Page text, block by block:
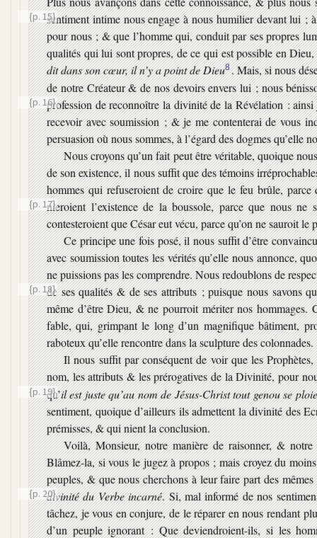
sentiment intime nous engage à nous humilier
{p. 15}
devant lui ;
pour nous ; & que l’homme qui, conduit par ses propres
qualités qui lui sont propres, de ce qui est possible en
dit dans son cœur, il n’y a point de Dieu8. Mais, si nous
de notre Créateur & de nos devoirs envers lui ; nous
profession de reconnoître la divinité de la Révélation :
{p. 16}
recevoir avec soumission ; & je me contenterai de vous
persuasion où nous sommes, à l’égard des dogmes qu’elle
Nous croyons qu’un fait peut être véritable, quoique
de son existence, il nous suffit que des témoins
hommes qui refuseroient de croire que le feu brûle,
nieroient l’existence
{p. 17}
de la boussole, parce que nous ne
contesteroient que César eut vécu, parce qu’on ne sauroit
Ce principe une fois posé, il nous suffit d’être
avec soumission toutes les vérités qu’elle nous annonce,
ne puissions pas les comprendre. Nous redoublons de
de ses qualités & de ses attributs ; puisque nous savons
{p. 18}
même d’être Dieu, & ne pourroit mériter nos hommages.
fable, qui, grimpant le long d’un magnifique bâtiment,
raboteux qu’elle rencontre dans la sculpture des colonnades.
Il nous suffit par conséquent de voir que les
nom, les attributs & les prérogatives de la Divinité, pour
qu’il est juste qu’au nom de Jésus-Christ tout genou se
{p. 19}
sentiment, quoique d’ailleurs ils admettent la divinité des
prémisses, & qui nient la conclusion.
Voilà, Monsieur, notre manière de raisonner, &
Blâmez-la, si vous le jugez à propos ; mais croyez du
peuples, & que nous cherchons à leur faire part des
divinité du Verbe incarné. Si, mal informé de nos
{p. 20}
tâchez, je vous en conjure, de le réparer en nous rendant
d’un peuple ignorant : Que deviendroient-ils, si les